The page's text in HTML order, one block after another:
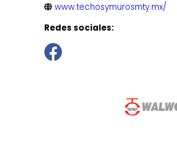
www.techosymurosmty.mx/
Redes sociales: